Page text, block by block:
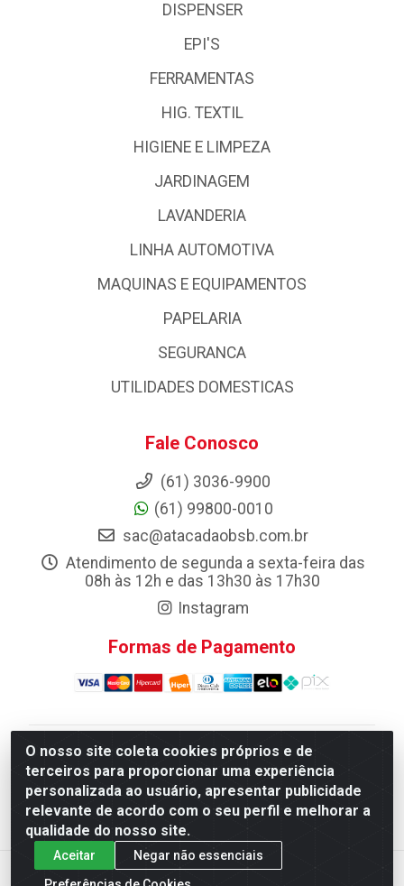
O nosso site coleta cookies próprios e de
terceiros para proporcionar uma experiência
personalizada ao usuário, apresentar publicidade
relevante de acordo com o seu perfil e melhorar a
qualidade do nosso site.
Aceitar
Negar não essenciais
DISPENSER
EPI'S
FERRAMENTAS
HIG. TEXTIL
HIGIENE E LIMPEZA
JARDINAGEM
LAVANDERIA
LINHA AUTOMOTIVA
MAQUINAS E EQUIPAMENTOS
PAPELARIA
SEGURANCA
UTILIDADES DOMESTICAS
Fale Conosco
(61) 3036-9900
(61) 99800-0010
sac@atacadaobsb.com.br
Atendimento de segunda a sexta-feira das
08h às 12h e das 13h30 às 17h30
Instagram
Formas de Pagamento
Atacadao da Limpeza F. Pereira Queiroz Comercio e
Distribuicao LTDA - Quadra Qi 10 Lotes 39 e, 41 - Setor
Industrial (Taguatinga), Brasília/DF - CEP 72.135-100 -
CNPJ 13.184.675/0001-80